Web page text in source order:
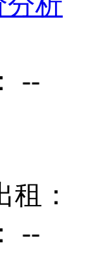
--
租：
--